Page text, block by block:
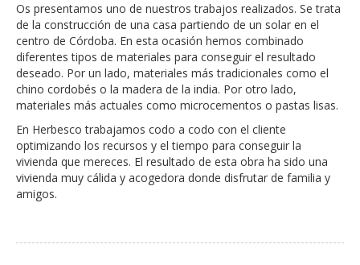
Os presentamos uno de nuestros trabajos realizados. Se trata
de la construcción de una casa partiendo de un solar en el
centro de Córdoba. En esta ocasión hemos combinado
diferentes tipos de materiales para conseguir el resultado
deseado. Por un lado, materiales más tradicionales como el
chino cordobés o la madera de la india. Por otro lado,
materiales más actuales como microcementos o pastas lisas.
En Herbesco trabajamos codo a codo con el cliente
optimizando los recursos y el tiempo para conseguir la
vivienda que mereces. El resultado de esta obra ha sido una
vivienda muy cálida y acogedora donde disfrutar de familia y
amigos.